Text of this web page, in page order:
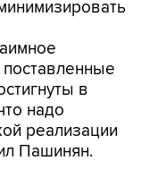
в
надо
реализации
Пашинян.